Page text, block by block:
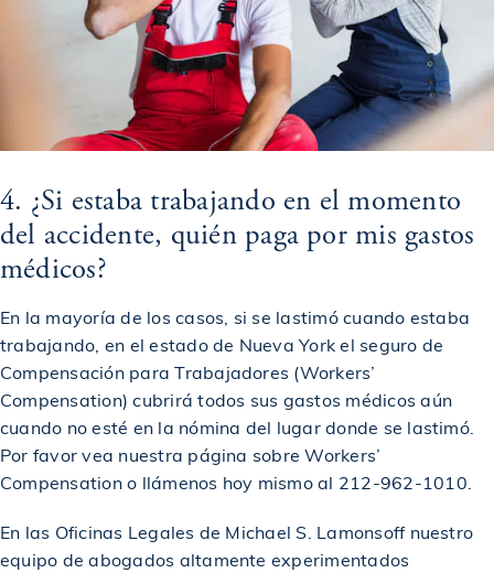
4. ¿Si estaba trabajando en el momento
del accidente, quién paga por mis gastos
médicos?
En la mayoría de los casos, si se lastimó cuando estaba
trabajando, en el estado de Nueva York el seguro de
Compensación para Trabajadores (Workers’
Compensation) cubrirá todos sus gastos médicos aún
cuando no esté en la nómina del lugar donde se lastimó.
Por favor vea nuestra página sobre Workers’
Compensation o llámenos hoy mismo al 212-962-1010.
En las Oficinas Legales de Michael S. Lamonsoff nuestro
equipo de abogados altamente experimentados
$9,000,000 Otorgado a una víctima de asalto municipal
Otorgado en un caso de accidente de construcción
$1,250,000 Otorgado en un caso de accidente de construcción
$1,245,000 Acuerdo en caso de accidente por resbalón y caída
$1,000,000 Acuerdo en caso de accidente de SLP y caída
$1,000,000 Acuerdo en un accidente de camión
$1,000,000
Acuerdo en caso de accidente de responsabilidad
civil de locales